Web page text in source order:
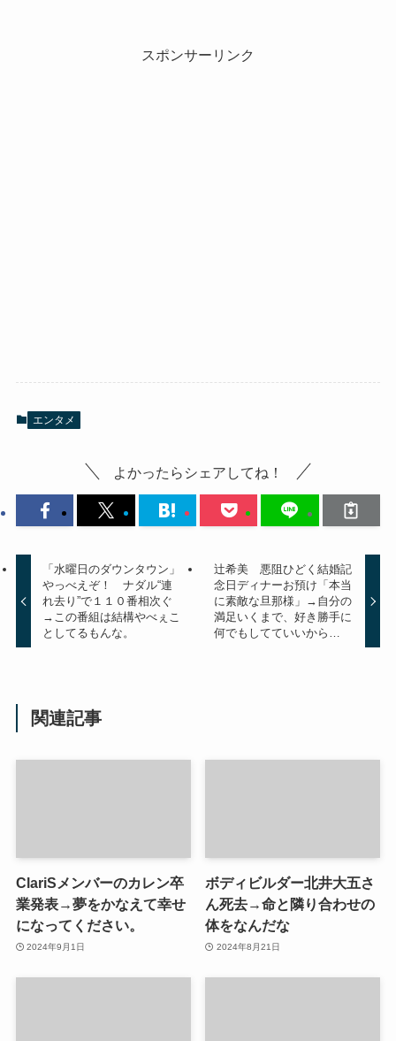
スポンサーリンク
エンタメ
よかったらシェアしてね！
「水曜日のダウンタウン」
やっべえぞ！ ナダル“連
れ去り”で１１０番相次ぐ
→この番組は結構やべぇこ
としてるもんな。
辻希美 悪阻ひどく結婚記
念日ディナーお預け「本当
に素敵な旦那様」→自分の
満足いくまで、好き勝手に
何でもしてていいから…
関連記事
ClariSメンバーのカレン卒
業発表→夢をかなえて幸せ
になってください。
2024年9月1日
ボディビルダー北井大五さ
ん死去→命と隣り合わせの
体をなんだな
2024年8月21日